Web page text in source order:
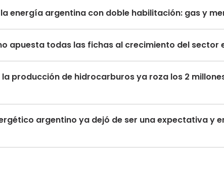
la energía argentina con doble habilitación: gas y
apuesta todas las fichas al crecimiento del sector
producción de hidrocarburos ya roza los 2
argentino ya dejó de ser una expectativa y